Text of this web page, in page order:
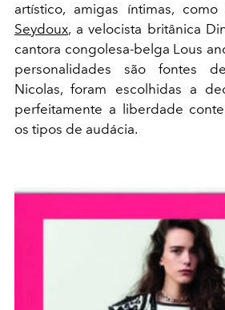
artístico, amigas íntimas, como
Seydoux, a velocista britânica
cantora congolesa-belga Lous
personalidades são fontes
Nicolas, foram escolhidas a
perfeitamente a liberdade
os tipos de audácia.